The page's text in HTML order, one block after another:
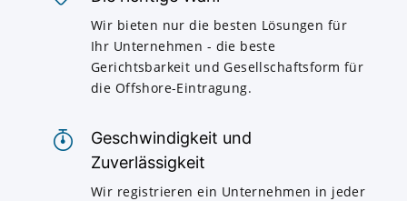
Wir bieten nur die besten Lösungen für
Ihr Unternehmen - die beste
Gerichtsbarkeit und Gesellschaftsform für
die Offshore-Eintragung.
Geschwindigkeit und
Zuverlässigkeit
Wir registrieren ein Unternehmen in jeder